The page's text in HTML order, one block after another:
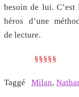
besoin de lui. C’est
héros d’une
de lecture.
§§§§§
Taggé Milan,